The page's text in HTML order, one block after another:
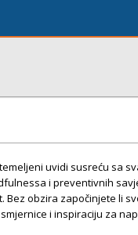
uvidi susreću sa
i preventivnih
obzira započinjete li
i inspiraciju za